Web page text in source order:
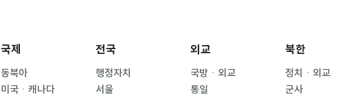
국제
동북아
미국ㆍ캐나다
전국
행정자치
서울
외교
국방ㆍ외교
통일
북한
정치ㆍ외교
군사